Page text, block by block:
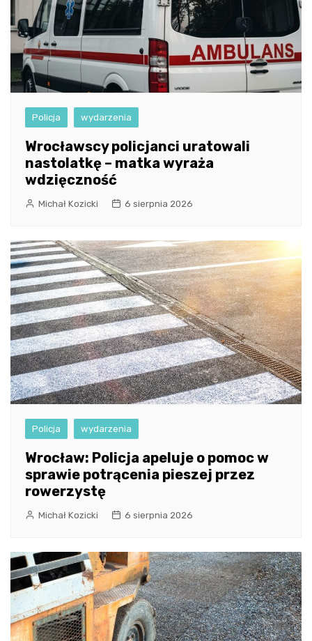
Policja wydarzenia
Wrocławscy policjanci uratowali
nastolatkę – matka wyraża
wdzięczność
Michał Kozicki 6 sierpnia 2026
Policja wydarzenia
Wrocław: Policja apeluje o pomoc w
sprawie potrącenia pieszej przez
rowerzystę
Michał Kozicki 6 sierpnia 2026